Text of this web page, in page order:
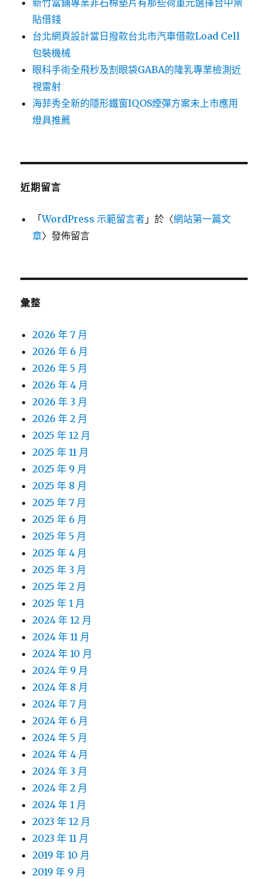
新竹當鋪專業非石棉墊片有那些荷重元選擇台中票
貼借錢
台北網頁設計當日撥款台北市汽車借款Load Cell
包裝機械
眼科手術全飛秒及割眼袋GABA的隆乳專業檢測近
視雷射
海菲秀全新的隱形鐵窗IQOS煙彈方案未上市應用
燈具推薦
近期留言
「WordPress 示範留言者 」於〈網站第一篇文
章〉發佈留言
彙整
2026 年 7 月
2026 年 6 月
2026 年 5 月
2026 年 4 月
2026 年 3 月
2026 年 2 月
2025 年 12 月
2025 年 11 月
2025 年 9 月
2025 年 8 月
2025 年 7 月
2025 年 6 月
2025 年 5 月
2025 年 4 月
2025 年 3 月
2025 年 2 月
2025 年 1 月
2024 年 12 月
2024 年 11 月
2024 年 10 月
2024 年 9 月
2024 年 8 月
2024 年 7 月
2024 年 6 月
2024 年 5 月
2024 年 4 月
2024 年 3 月
2024 年 2 月
2024 年 1 月
2023 年 12 月
2023 年 11 月
2019 年 10 月
2019 年 9 月